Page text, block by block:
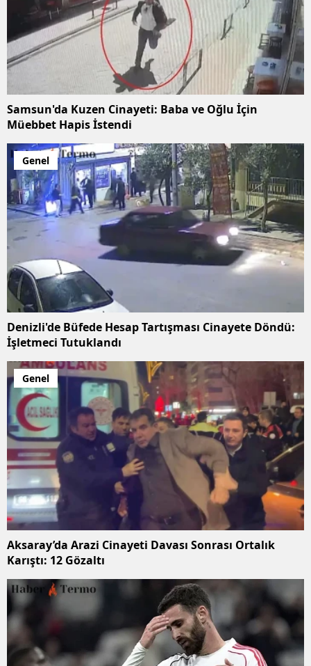
Samsun'da Kuzen Cinayeti: Baba ve Oğlu İçin
Müebbet Hapis İstendi
Genel
Denizli'de Büfede Hesap Tartışması Cinayete Döndü:
İşletmeci Tutuklandı
Genel
Aksaray’da Arazi Cinayeti Davası Sonrası Ortalık
Karıştı: 12 Gözaltı